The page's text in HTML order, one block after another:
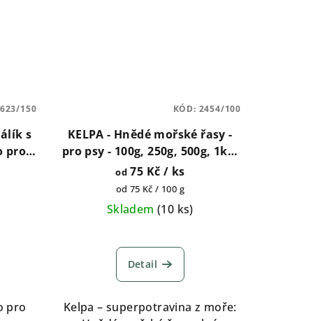
s
pro
pro
150
KELPA - Hnědé mořské řasy -
pro psy - 100g, 250g, 500g, 1kg,
2kg
od75 Kč / ks
Měrná
cena:
od 75 Kč / 100 g
Skladem (10 ks)
hodnocení
produktu
je
5,0
Detail
Kelpa – superpotravina z moře:
KÓD: 2454/100